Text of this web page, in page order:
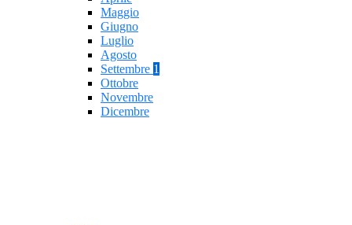
Maggio
Giugno
Luglio
Agosto
Settembre 1
Ottobre
Novembre
Dicembre